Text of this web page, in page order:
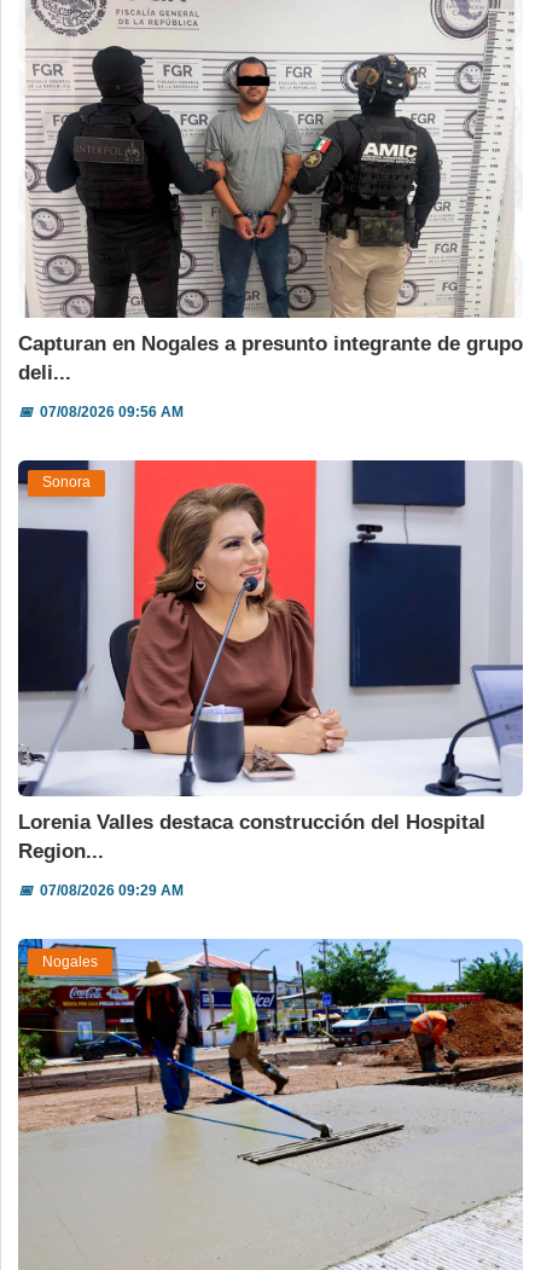
Capturan en Nogales a presunto integrante de grupo
deli...
📅07/08/2026 09:56 AM
Sonora
Lorenia Valles destaca construcción del Hospital
Region...
📅07/08/2026 09:29 AM
Nogales